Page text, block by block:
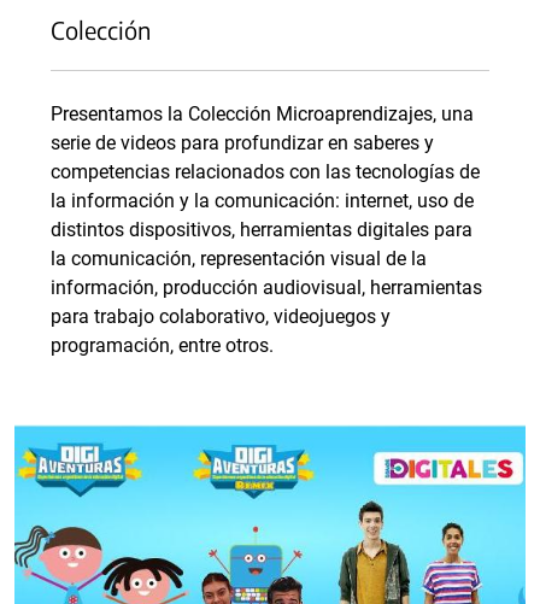
Colección
Presentamos la Colección Microaprendizajes, una
serie de videos para profundizar en saberes y
competencias relacionados con las tecnologías de
la información y la comunicación: internet, uso de
distintos dispositivos, herramientas digitales para
la comunicación, representación visual de la
información, producción audiovisual, herramientas
para trabajo colaborativo, videojuegos y
programación, entre otros.